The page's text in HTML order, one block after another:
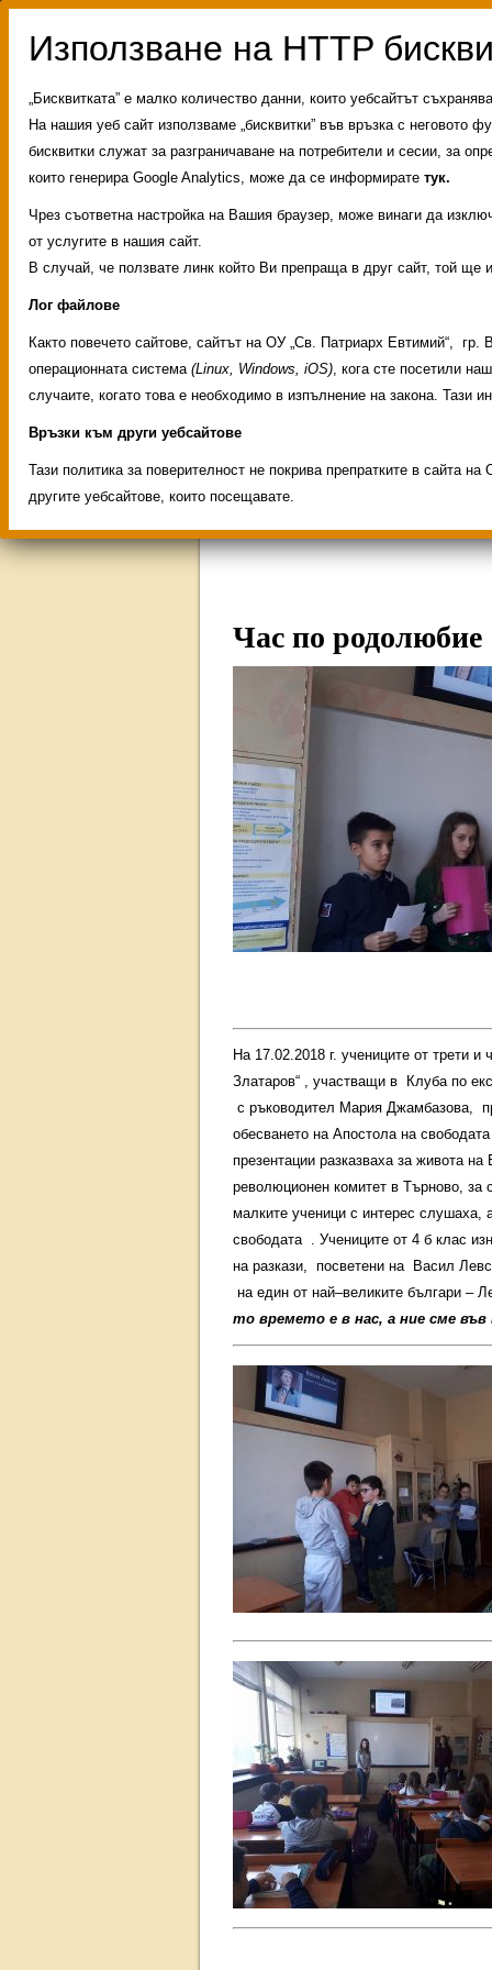
Административни
Свободни места за
Час по
На 17.02.2018 г. учениците от трети
Златаров“ , участващи в Клуба по
с ръководител Мария Джамбазова,
обесването на Апостола на
презентации разказваха за живота
революционен комитет в Търново,
малките ученици с интерес
свободата . Учениците от 4 б клас
на разкази, посветени на Васил
на един от най–великите българи –
то времето е в нас, а ние сме
„Бисквитката” е малко количество данни, които уебсайтът
На нашия уеб сайт използваме „бисквитки” във връзка с неговото
бисквитки служат за разграничаване на потребители и сесии, за
които генерира Google Analytics, може да се информирате тук.
Чрез съответна настройка на Вашия браузер, може винаги да
от услугите в нашия сайт.
В случай, че ползвате линк който Ви препраща в друг сайт, той ще
Лог файлове
Както повечето сайтове, сайтът на ОУ „Св. Патриарх Евтимий“,
операционната система (Linux, Windows, iOS), кога сте посетили
случаите, когато това е необходимо в изпълнение на закона.
Връзки към други уебсайтове
Тази политика за поверителност не покрива препратките в сайта
другите уебсайтове, които посещавате.